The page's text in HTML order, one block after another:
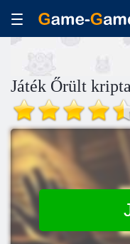
Játék Őrült